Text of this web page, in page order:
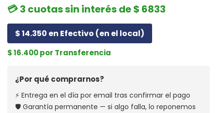
💳 3 cuotas sin interés de $ 6833
$ 14.350 en Efectivo (en el local)
$ 16.400 por Transferencia
¿Por qué comprarnos?
⚡ Entrega en el día por email tras confirmar el pago
🛡️ Garantía permanente — si algo falla, lo reponemos